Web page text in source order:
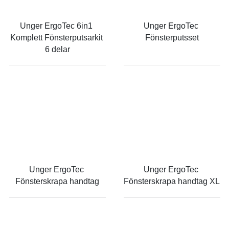
Unger ErgoTec 6in1
Komplett Fönsterputsarkit
6 delar
Unger ErgoTec
Fönsterputsset
Unger ErgoTec
Fönsterskrapa handtag
Unger ErgoTec
Fönsterskrapa handtag XL